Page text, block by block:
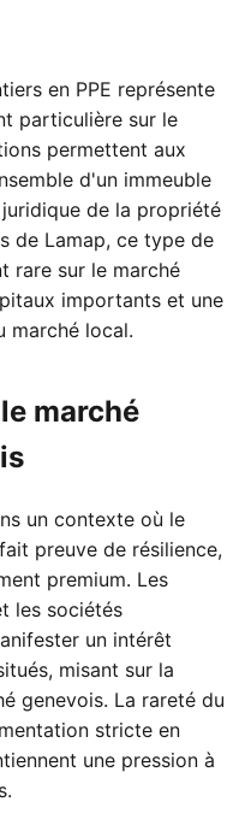
en PPE représente
particulière sur le
permettent aux
d'un immeuble
de la propriété
de Lamap, ce type de
rare sur le marché
importants et une
marché local.
marché
un contexte où le
preuve de résilience,
premium. Les
les sociétés
un intérêt
misant sur la
genevois. La rareté du
stricte en
une pression à